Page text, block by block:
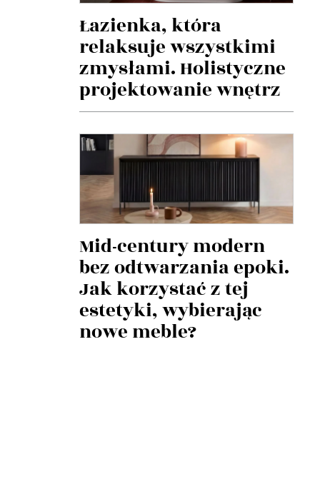
Łazienka, która
relaksuje wszystkimi
zmysłami. Holistyczne
projektowanie wnętrz
Mid-century modern
bez odtwarzania epoki.
Jak korzystać z tej
estetyki, wybierając
nowe meble?